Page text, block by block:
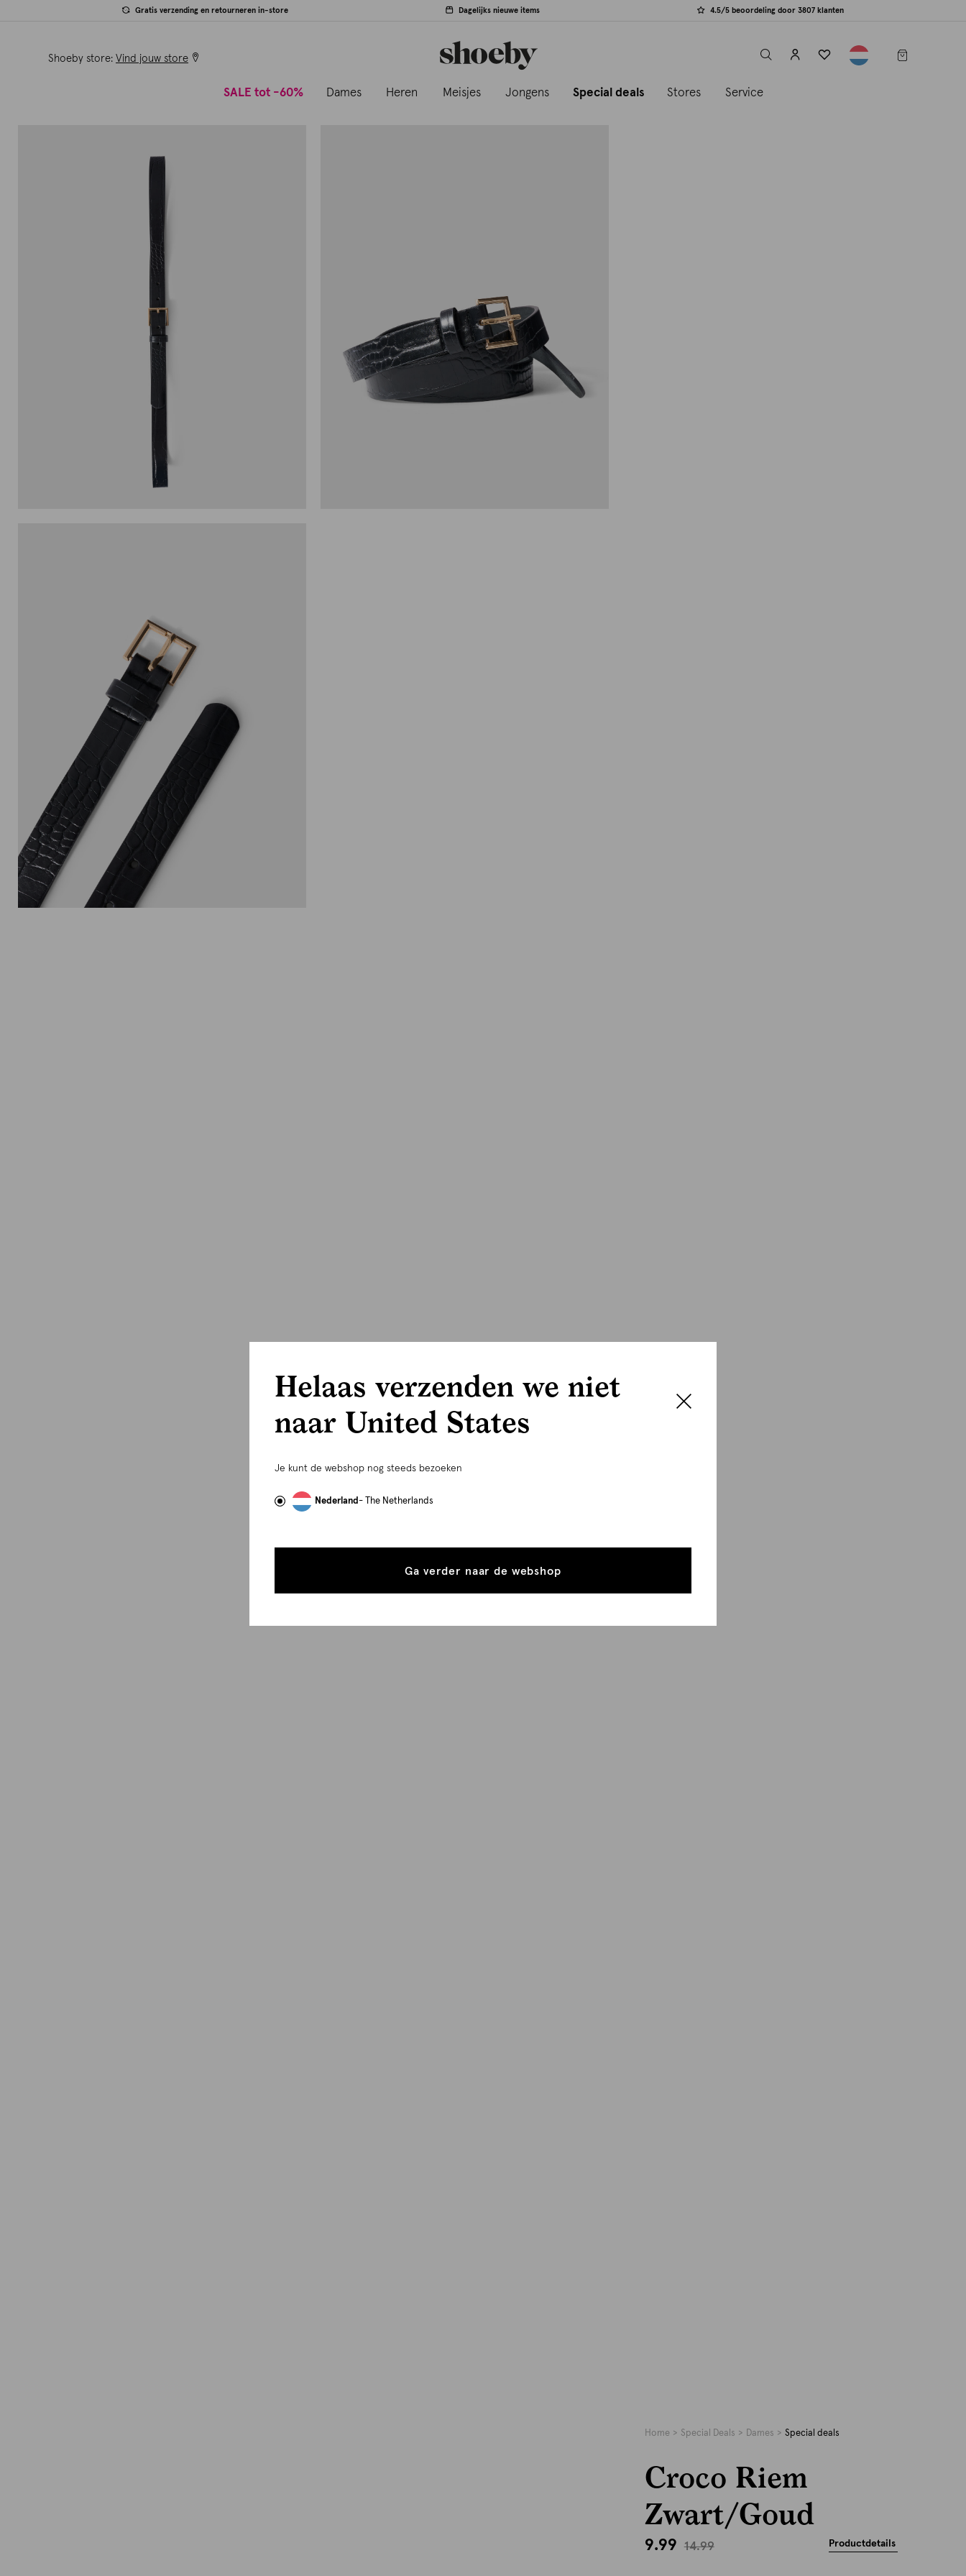
Gratis verzending en retourneren in-store Dagelijks nieuwe items 4.5/5 beoordeling door 3807 klanten
Shoeby store: Vind jouw store
label.header.toggle
SALE tot -60% Dames Heren Meisjes Jongens Special deals Stores Service
Home Special Deals Dames Special deals
Croco Riem
Zwart/Goud
9.99 14.99 Productdetails
Helaas verzenden we niet
naar United States
Je kunt de webshop nog steeds bezoeken
Nederland- The Netherlands
Ga verder naar de webshop